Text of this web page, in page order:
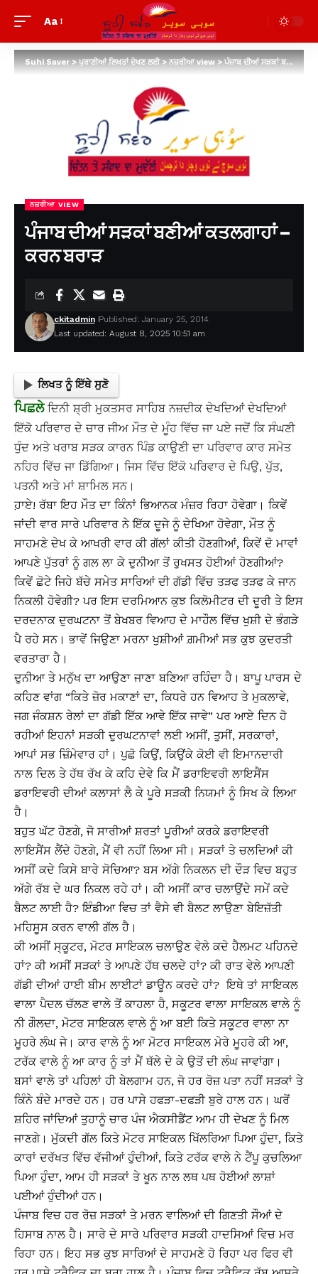
Aa
Suhi Saver>ਪੁਰਾਣੀਆਂ ਲਿਖਤਾਂ ਦੇਖਣ ਲਈ>ਨਜ਼ਰੀਆ view>ਪੰਜਾਬ ਦੀਆਂ ਸੜਕਾਂ ਬਣੀਆਂ ਕਤਲਗਾਹਾਂ – ਕਰਨ ਬਰਾੜ
ਨਜ਼ਰੀਆ VIEW
ਪੰਜਾਬ ਦੀਆਂ ਸੜਕਾਂ ਬਣੀਆਂ ਕਤਲਗਾਹਾਂ –
ਕਰਨ ਬਰਾੜ
Last updated: August 8, 2025 10:51 am
ckitadmin Published: January 25, 2014
ਲਿਖਤ ਨੂੰ ਇੱਥੇ ਸੁਣੋ
ਪਿਛਲੇਦਿਨੀ ਸ਼੍ਰੀ ਮੁਕਤਸਰ ਸਾਹਿਬ ਨਜ਼ਦੀਕ ਦੇਖਦਿਆਂ ਦੇਖਦਿਆਂ
ਇੱਕੋ ਪਰਿਵਾਰ ਦੇ ਚਾਰ ਜੀਅ ਮੌਤ ਦੇ ਮੂੰਹ ਵਿੱਚ ਜਾ ਪਏ ਜਦੋਂ ਕਿ ਸੰਘਣੀ
ਧੁੰਦ ਅਤੇ ਖਰਾਬ ਸੜਕ ਕਾਰਨ ਪਿੰਡ ਕਾਉਣੀ ਦਾ ਪਰਿਵਾਰ ਕਾਰ ਸਮੇਤ
ਨਹਿਰ ਵਿੱਚ ਜਾ ਡਿੱਗਿਆ। ਜਿਸ ਵਿੱਚ ਇੱਕੋ ਪਰਿਵਾਰ ਦੇ ਪਿਉ, ਪੁੱਤ,
ਪਤਨੀ ਅਤੇ ਮਾਂ ਸ਼ਾਮਿਲ ਸਨ।
ਹ਼ਾਏ! ਰੱਬਾ ਇਹ ਮੌਤ ਦਾ ਕਿੰਨਾਂ ਭਿਆਨਕ ਮੰਜ਼ਰ ਰਿਹਾ ਹੋਵੇਗਾ। ਕਿਵੇਂ
ਜਾਂਦੀ ਵਾਰ ਸਾਰੇ ਪਰਿਵਾਰ ਨੇ ਇੱਕ ਦੂਜੇ ਨੂੰ ਦੇਖਿਆ ਹੋਵੇਗਾ, ਮੌਤ ਨੂੰ
ਸਾਹਮਣੇ ਦੇਖ ਕੇ ਆਖਰੀ ਵਾਰ ਕੀ ਗੱਲਾਂ ਕੀਤੀ ਹੋਣਗੀਆਂ, ਕਿਵੇਂ ਦੋ ਮਾਵਾਂ
ਆਪਣੇ ਪੁੱਤਰਾਂ ਨੂੰ ਗਲ ਲਾ ਕੇ ਦੁਨੀਆ ਤੋਂ ਰੁਖਸਤ ਹੋਈਆਂ ਹੋਣਗੀਆਂ?
ਕਿਵੇਂ ਛੋਟੇ ਜਿਹੇ ਬੱਚੇ ਸਮੇਤ ਸਾਰਿਆਂ ਦੀ ਗੱਡੀ ਵਿੱਚ ਤੜਫ ਤੜਫ ਕੇ ਜਾਨ
ਨਿਕਲੀ ਹੋਵੇਗੀ? ਪਰ ਇਸ ਦਰਮਿਆਨ ਕੁਝ ਕਿਲੋਮੀਟਰ ਦੀ ਦੂਰੀ ਤੇ ਇਸ
ਦਰਦਨਾਕ ਦੁਰਘਟਨਾ ਤੋਂ ਬੇਖਬਰ ਵਿਆਹ ਦੇ ਮਾਹੌਲ ਵਿੱਚ ਖੁਸ਼ੀ ਦੇ ਭੰਗੜੇ
ਪੈ ਰਹੇ ਸਨ। ਭਾਵੇਂ ਜਿਉਣਾ ਮਰਨਾ ਖੁਸ਼ੀਆਂ ਗ਼ਮੀਆਂ ਸਭ ਕੁਝ ਕੁਦਰਤੀ
ਵਰਤਾਰਾ ਹੈ।
ਦੁਨੀਆ ਤੇ ਮਨੁੱਖ ਦਾ ਆਉਣਾ ਜਾਣਾ ਬਣਿਆ ਰਹਿੰਦਾ ਹੈ। ਬਾਪੂ ਪਾਰਸ ਦੇ
ਕਹਿਣ ਵਾਂਗ “ਕਿਤੇ ਜ਼ੋਰ ਮਕਾਣਾਂ ਦਾ, ਕਿਧਰੇ ਹਨ ਵਿਆਹ ਤੇ ਮੁਕਲਾਵੇ,
ਜਗ ਜੰਕਸ਼ਨ ਰੇਲਾਂ ਦਾ ਗੱਡੀ ਇੱਕ ਆਵੇ ਇੱਕ ਜਾਵੇ” ਪਰ ਆਏ ਦਿਨ ਹੋ
ਰਹੀਆਂ ਇਹਨਾਂ ਸੜਕੀ ਦੁਰਘਟਨਾਵਾਂ ਲਈ ਅਸੀਂ, ਤੁਸੀਂ, ਸਰਕਾਰਾਂ,
ਆਪਾਂ ਸਭ ਜ਼ਿੰਮੇਵਾਰ ਹਾਂ। ਪੁਛੋ ਕਿਉਂ, ਕਿਉਂਕੇ ਕੋਈ ਵੀ ਇਮਾਨਦਾਰੀ
ਨਾਲ ਦਿਲ ਤੇ ਹੱਥ ਰੱਖ ਕੇ ਕਹਿ ਦੇਵੇ ਕਿ ਮੈਂ ਡਰਾਇਵਰੀ ਲਾਇਸੈਂਸ
ਡਰਾਇਵਰੀ ਦੀਆਂ ਕਲਾਸਾਂ ਲੈ ਕੇ ਪੂਰੇ ਸੜਕੀ ਨਿਯਮਾਂ ਨੂੰ ਸਿਖ ਕੇ ਲਿਆ
ਹੈ।
ਬਹੁਤ ਘੱਟ ਹੋਣਗੇ, ਜੋ ਸਾਰੀਆਂ ਸ਼ਰਤਾਂ ਪੂਰੀਆਂ ਕਰਕੇ ਡਰਾਇਵਰੀ
ਲਾਇਸੈਂਸ ਲੈਂਦੇ ਹੋਣਗੇ, ਮੈਂ ਵੀ ਨਹੀਂ ਲਿਆ ਸੀ। ਸੜਕਾਂ ਤੇ ਚਲਦਿਆਂ ਕੀ
ਅਸੀਂ ਕਦੇ ਕਿਸੇ ਬਾਰੇ ਸੋਚਿਆ? ਬਸ ਅੱਗੇ ਨਿਕਲਨ ਦੀ ਦੌੜ ਵਿਚ ਬਹੁਤ
ਅੱਗੇ ਰੱਬ ਦੇ ਘਰ ਨਿਕਲ ਰਹੇ ਹਾਂ। ਕੀ ਅਸੀਂ ਕਾਰ ਚਲਾਉਂਦੇ ਸਮੇਂ ਕਦੇ
ਬੈਲਟ ਲਾਈ ਹੈ? ਇੰਡੀਆ ਵਿਚ ਤਾਂ ਵੈਸੇ ਵੀ ਬੈਲਟ ਲਾਉਣਾ ਬੇਇਜ਼ੱਤੀ
ਮਹਿਸੂਸ ਕਰਨ ਵਾਲੀ ਗੱਲ ਹੈ।
ਕੀ ਅਸੀਂ ਸ੍ਕੂਟਰ, ਮੋਟਰ ਸਾਇਕਲ ਚਲਾਉਣ ਵੇਲੇ ਕਦੇ ਹੈਲਮਟ ਪਹਿਨਦੇ
ਹਾਂ? ਕੀ ਅਸੀਂ ਸੜਕਾਂ ਤੇ ਆਪਣੇ ਹੱਥ ਚਲਦੇ ਹਾਂ? ਕੀ ਰਾਤ ਵੇਲੇ ਆਪਣੀ
ਗੱਡੀ ਦੀਆਂ ਹਾਈ ਬੀਮ ਲਾਈਟਾਂ ਡਾਊਨ ਕਰਦੇ ਹਾਂ? ਇਥੇ ਤਾਂ ਸਾਇਕਲ
ਵਾਲਾ ਪੈਦਲ ਚੱਲਣ ਵਾਲੇ ਤੋਂ ਕਾਹਲਾ ਹੈ, ਸਕੂਟਰ ਵਾਲਾ ਸਾਇਕਲ ਵਾਲੇ ਨੂੰ
ਨੀ ਗੌਲਦਾ, ਮੋਟਰ ਸਾਇਕਲ ਵਾਲੇ ਨੂੰ ਆ ਬਈ ਕਿਤੇ ਸਕੂਟਰ ਵਾਲਾ ਨਾ
ਮੂਹਰੇ ਲੰਘ ਜੇ। ਕਾਰ ਵਾਲੇ ਨੂੰ ਆ ਮੋਟਰ ਸਾਇਕਲ ਮੇਰੇ ਮੂਹਰੇ ਕੀ ਆ,
ਟਰੱਕ ਵਾਲੇ ਨੂੰ ਆ ਕਾਰ ਨੂੰ ਤਾਂ ਮੈਂ ਥੱਲੇ ਦੇ ਕੇ ਉਤੋਂ ਦੀ ਲੰਘ ਜਾਵਾਂਗਾ।
ਬਸਾਂ ਵਾਲੇ ਤਾਂ ਪਹਿਲਾਂ ਹੀ ਬੇਲਗਾਮ ਹਨ, ਜੋ ਹਰ ਰੋਜ਼ ਪਤਾ ਨਹੀਂ ਸੜਕਾਂ ਤੇ
ਕਿੰਨੇ ਬੰਦੇ ਮਾਰਦੇ ਹਨ। ਹਰ ਪਾਸੇ ਹਫੜਾ-ਦਫੜੀ ਬੁਰੇ ਹਾਲ ਹਨ। ਘਰੋਂ
ਸ਼ਹਿਰ ਜਾਂਦਿਆਂ ਤੁਹਾਨੂੰ ਚਾਰ ਪੰਜ ਐਕਸੀਡੈਂਟ ਆਮ ਹੀ ਦੇਖਣ ਨੂੰ ਮਿਲ
ਜਾਣਗੇ। ਮੁੱਕਦੀ ਗੱਲ ਕਿਤੇ ਮੋਟਰ ਸਾਇਕਲ ਖਿੱਲਰਿਆ ਪਿਆ ਹੁੰਦਾ, ਕਿਤੇ
ਕਾਰਾਂ ਦਰੱਖਤ ਵਿੱਚ ਵੱਜੀਆਂ ਹੁੰਦੀਆਂ, ਕਿਤੇ ਟਰੱਕ ਵਾਲੇ ਨੇ ਟੈਂਪੂ ਕੁਚਲਿਆ
ਪਿਆ ਹੁੰਦਾ, ਆਮ ਹੀ ਸੜਕਾਂ ਤੇ ਖੂਨ ਨਾਲ ਲਥ ਪਥ ਹੋਈਆਂ ਲਾਸ਼ਾਂ
ਪਈਆਂ ਹੁੰਦੀਆਂ ਹਨ।
ਪੰਜਾਬ ਵਿਚ ਹਰ ਰੋਜ਼ ਸੜਕਾਂ ਤੇ ਮਰਨ ਵਾਲਿਆਂ ਦੀ ਗਿਣਤੀ ਸੌਆਂ ਦੇ
ਹਿਸਾਬ ਨਾਲ ਹੈ। ਸਾਰੇ ਦੇ ਸਾਰੇ ਪਰਿਵਾਰ ਸੜਕੀ ਹਾਦਸਿਆਂ ਵਿਚ ਮਰ
ਰਿਹਾ ਹਨ। ਇਹ ਸਭ ਕੁਝ ਸਾਰਿਆਂ ਦੇ ਸਾਹਮਣੇ ਹੋ ਰਿਹਾ ਪਰ ਫਿਰ ਵੀ